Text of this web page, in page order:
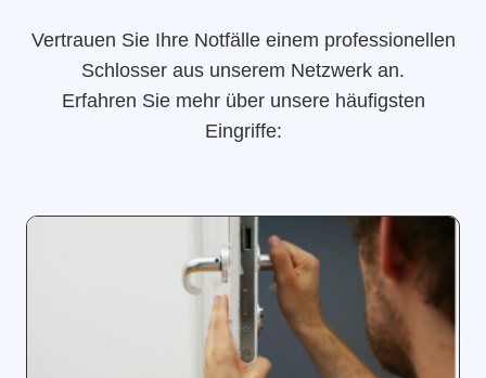
Vertrauen Sie Ihre Notfälle einem professionellen
Schlosser aus unserem Netzwerk an.
Erfahren Sie mehr über unsere häufigsten
Eingriffe: